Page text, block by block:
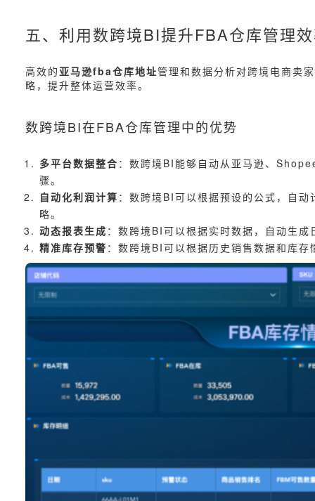
五、利用数跨境BI提升FBA仓库管理
高效的亚马逊fba仓库地址管理和数据分析对跨境电商卖
略，提升整体运营效率。
数跨境BI在FBA仓库管理中的优势
多平台数据整合 ：数跨境BI能够自动从亚马逊、
骤。
自动化利润计算 ：数跨境BI可以根据预设的公式，自
略。
动态报表生成 ：数跨境BI可以根据实时数据，自动生
精准库存预警 ：数跨境BI可以根据历史销售数据和库